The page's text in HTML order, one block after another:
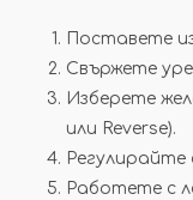
Поставете
Свържете
Изберете
или Reverse).
Работете с